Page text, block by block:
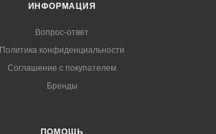
ИНФОРМАЦИЯ
Вопрос-ответ
Политика конфиденциальности
Соглашение с покупателем
Бренды
ПОМОЩЬ